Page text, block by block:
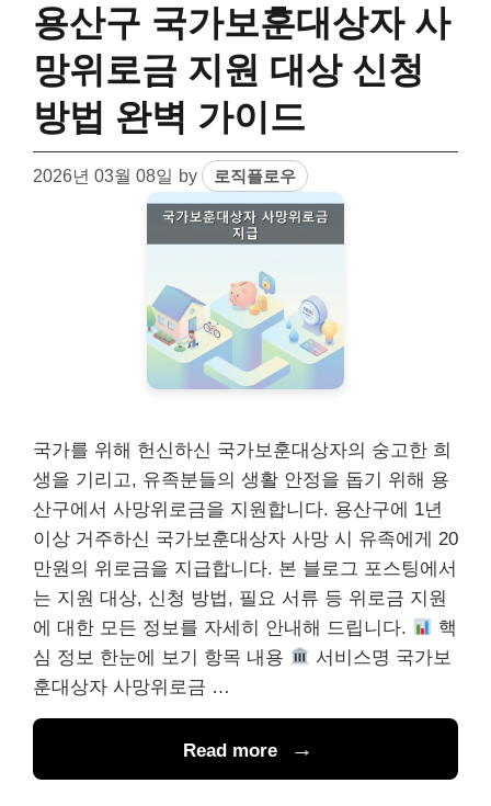
용산구 국가보훈대상자 사
망위로금 지원 대상 신청
방법 완벽 가이드
2026년 03월 08일 by 로직플로우
국가를 위해 헌신하신 국가보훈대상자의 숭고한 희
생을 기리고, 유족분들의 생활 안정을 돕기 위해 용
산구에서 사망위로금을 지원합니다. 용산구에 1년
이상 거주하신 국가보훈대상자 사망 시 유족에게 20
만원의 위로금을 지급합니다. 본 블로그 포스팅에서
는 지원 대상, 신청 방법, 필요 서류 등 위로금 지원
에 대한 모든 정보를 자세히 안내해 드립니다.
핵
심 정보 한눈에 보기 항목 내용
서비스명 국가보
훈대상자 사망위로금 …
Read more